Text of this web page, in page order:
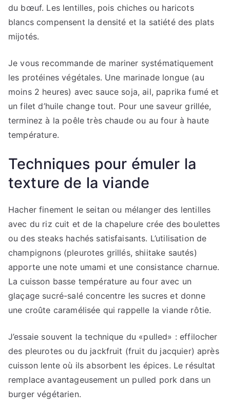
du bœuf. Les lentilles, pois chiches ou haricots
blancs compensent la densité et la satiété des plats
mijotés.
Je vous recommande de mariner systématiquement
les protéines végétales. Une marinade longue (au
moins 2 heures) avec sauce soja, ail, paprika fumé et
un filet d’huile change tout. Pour une saveur grillée,
terminez à la poêle très chaude ou au four à haute
température.
Techniques pour émuler la
texture de la viande
Hacher finement le seitan ou mélanger des lentilles
avec du riz cuit et de la chapelure crée des boulettes
ou des steaks hachés satisfaisants. L’utilisation de
champignons (pleurotes grillés, shiitake sautés)
apporte une note umami et une consistance charnue.
La cuisson basse température au four avec un
glaçage sucré-salé concentre les sucres et donne
une croûte caramélisée qui rappelle la viande rôtie.
J’essaie souvent la technique du «pulled» : effilocher
des pleurotes ou du jackfruit (fruit du jacquier) après
cuisson lente où ils absorbent les épices. Le résultat
remplace avantageusement un pulled pork dans un
burger végétarien.